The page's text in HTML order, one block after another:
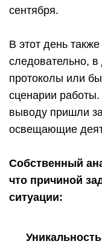
сентября.
В этот день
следовательно, в
протоколы или
сценарии
выводу пришли
освещающие
Собственный
что причиной
ситуации: